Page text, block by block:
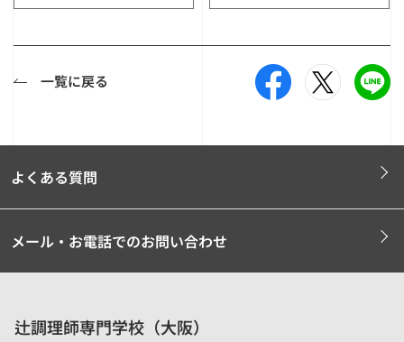
一覧に戻る
よくある質問
メール・お電話でのお問い合わせ
辻調理師専門学校（大阪）